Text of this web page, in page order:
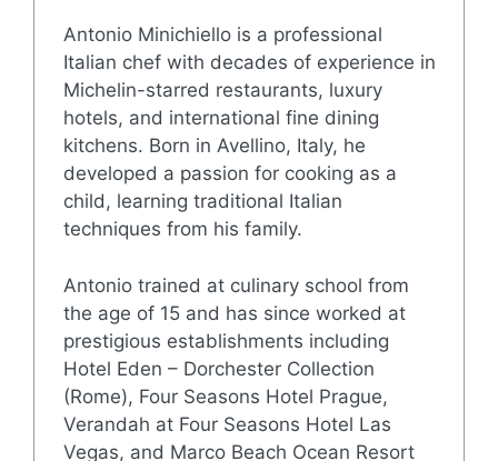
Antonio Minichiello is a professional
Italian chef with decades of experience in
Michelin-starred restaurants, luxury
hotels, and international fine dining
kitchens. Born in Avellino, Italy, he
developed a passion for cooking as a
child, learning traditional Italian
techniques from his family.
Antonio trained at culinary school from
the age of 15 and has since worked at
prestigious establishments including
Hotel Eden – Dorchester Collection
(Rome), Four Seasons Hotel Prague,
Verandah at Four Seasons Hotel Las
Vegas, and Marco Beach Ocean Resort